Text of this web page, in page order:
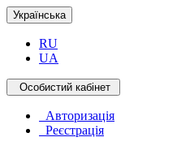
Українська
RU
UA
Особистий кабінет
Авторизація
Реєстрація